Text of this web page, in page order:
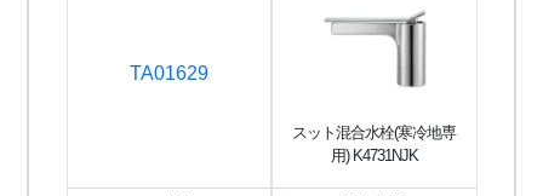
TA01629
スット混合水栓(寒冷地専
用) K4731NJK